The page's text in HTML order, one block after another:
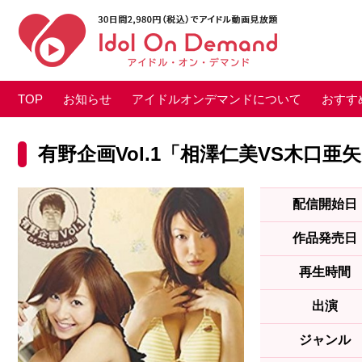
TOP お知らせ アイドルオンデマンドについて おすす
有野企画Vol.1「相澤仁美VS木口亜
配信開始日
作品発売日
再生時間
出演
ジャンル